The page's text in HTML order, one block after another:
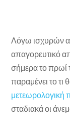
Λόγω ισχυρών
απαγορευτικό
σήμερα το πρωί
παραμένει το τι
μετεωρολογική
σταδιακά οι